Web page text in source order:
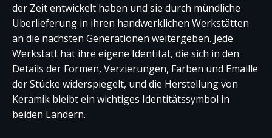
der Zeit entwickelt haben und sie durch mündliche
Überlieferung in ihren handwerklichen Werkstätten
an die nächsten Generationen weitergeben. Jede
Werkstatt hat ihre eigene Identität, die sich in den
Details der Formen, Verzierungen, Farben und Emaille
der Stücke widerspiegelt, und die Herstellung von
Keramik bleibt ein wichtiges Identitätssymbol in
beiden Ländern.